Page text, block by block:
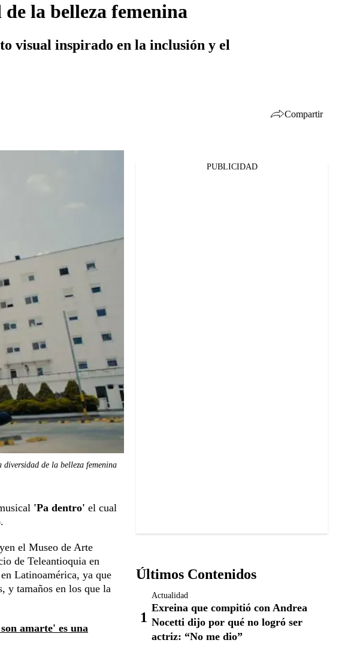
la belleza femenina
visual inspirado en la inclusión y el
Compartir
diversidad de la belleza femenina
'Pa dentro' el cual
el Museo de Arte
de Teleantioquia en
Latinoamérica, ya que
y tamaños en los que la
amarte' es una
PUBLICIDAD
Últimos Contenidos
Actualidad
Exreina que compitió con Andrea
Nocetti dijo por qué no logró ser
actriz: “No me dio”